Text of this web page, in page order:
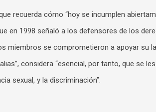
recuerda cómo “hoy se incumplen
en 1998 señaló a los defensores de los
miembros se comprometieron a apoyar su
considera “esencial, por tanto, que se
sexual, y la discriminación”.